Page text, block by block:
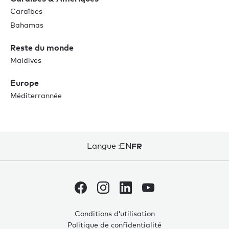
Caraïbes
Bahamas
Reste du monde
Maldives
Europe
Méditerrannée
Langue :ENFR
Conditions d’utilisation
Politique de confidentialité